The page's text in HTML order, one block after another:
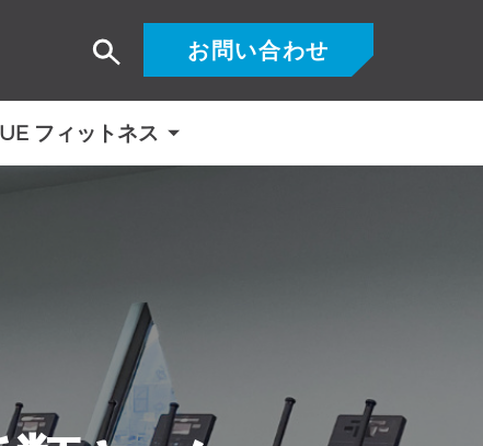
フィットネス
お問い合わせ
検